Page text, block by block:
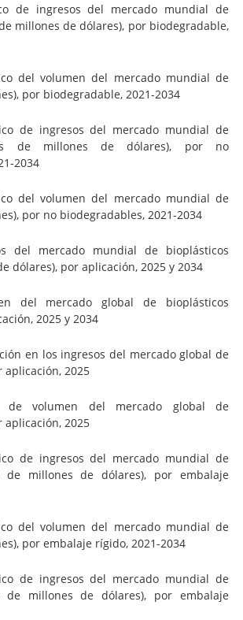
de ingresos del mercado mundial de
millones de dólares), por biodegradable,
del volumen del mercado mundial de
por biodegradable, 2021-2034
de ingresos del mercado mundial de
de millones de dólares), por no
2034
del volumen del mercado mundial de
por no biodegradables, 2021-2034
del mercado mundial de bioplásticos
dólares), por aplicación, 2025 y 2034
del mercado global de bioplásticos
2025 y 2034
en los ingresos del mercado global de
aplicación, 2025
de volumen del mercado global de
aplicación, 2025
de ingresos del mercado mundial de
de millones de dólares), por embalaje
del volumen del mercado mundial de
por embalaje rígido, 2021-2034
de ingresos del mercado mundial de
de millones de dólares), por embalaje